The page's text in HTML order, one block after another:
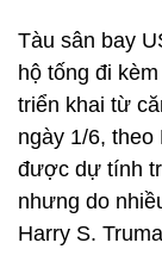
Tàu sân bay
hộ tống đi
triển khai từ
ngày 1/6, theo
được dự tính
nhưng do
Harry S.